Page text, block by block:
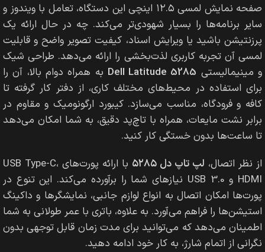
صفحه نمایش لمسی ۱۲.۵ اینچی این دستگاه، تعامل با ویندوز و
سایر برنامه‌ها را بسیار شهودی‌تر می‌کند. چه در حال ارائه یک
پرزنتیشن باشید یا ویرایش اسناد، کیفیت تصویر واضح و قابلیت
لمسی آن تجربه کاربری لذت‌بخشی را ارائه می‌دهد. طراحی شیک
و مینیمالیستی Dell Latitude 5285 به همراه دوام بالا، آن را
برای استفاده در محیط‌های مختلف کاری، از دفتر کار گرفته تا
کافه و فرودگاه، مناسب می‌سازد. کیبورد ارگونومیک و مقاوم در
برابر نشت مایعات، همراه با تاچ‌پد دقیق، به شما امکان می‌دهد
تا ساعت‌ها بدون خستگی کار کنید.
از نظر اتصال، لپ تاپ دل ۵۲۸۵
با ارائه پورت‌های USB Type-C،
HDMI و USB 3.0 نیازهای شما را برآورده می‌کند. این تنوع در
پورت‌ها امکان اتصال به انواع لوازم جانبی، نمایشگرها و داکینگ
استیشن‌ها را فراهم می‌آورد. به علاوه، باتری با عمر طولانی به شما
اطمینان می‌دهد که می‌توانید برای مدت زمان قابل توجهی بدون
نگرانی از اتمام شارژ، به کار خود ادامه دهید.